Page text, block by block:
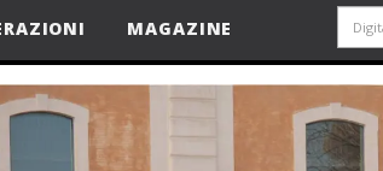
MAGAZINE